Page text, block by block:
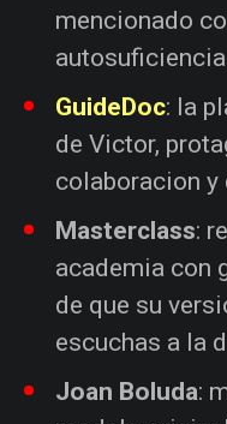
mencionado
GuideDoc: la
de Victor,
colaboracion y
Masterclass:
academia con
de que su
escuchas a la
Joan Boluda: